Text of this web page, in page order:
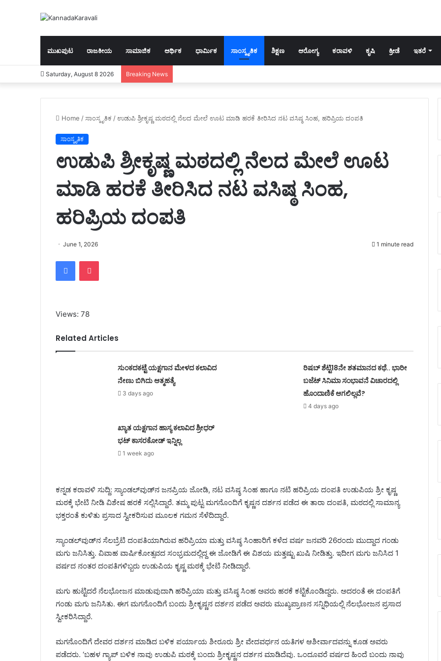
ಮುಖಪುಟ ರಾಜಕೀಯ ಸಾಮಾಜಿಕ ಆರ್ಥಿಕ ಧಾರ್ಮಿಕ ಸಾಂಸ್ಕೃತಿಕ ಶಿಕ್ಷಣ ಆರೋಗ್ಯ ಕರಾವಳಿ ಕೃಷಿ ಕ್ರೀಡೆ ಇತರೆ
Saturday, August 8 2026 Breaking News
Home / ಸಾಂಸ್ಕೃತಿಕ / ಉಡುಪಿ ಶ್ರೀಕೃಷ್ಣ ಮಠದಲ್ಲಿ ನೆಲದ ಮೇಲೆ ಊಟ ಮಾಡಿ ಹರಕೆ ತೀರಿಸಿದ ನಟ ವಸಿಷ್ಠ ಸಿಂಹ, ಹರಿಪ್ರಿಯ ದಂಪತಿ
ಸಾಂಸ್ಕೃತಿಕ
ಉಡುಪಿ ಶ್ರೀಕೃಷ್ಣ ಮಠದಲ್ಲಿ ನೆಲದ ಮೇಲೆ ಊಟ
ಮಾಡಿ ಹರಕೆ ತೀರಿಸಿದ ನಟ ವಸಿಷ್ಠ ಸಿಂಹ,
ಹರಿಪ್ರಿಯ ದಂಪತಿ
June 1, 2026 1 minute read
FacebookPocket
Views: 78
Related Articles
ಸುಂಕದಕಟ್ಟೆ ಯಕ್ಷಗಾನ ಮೇಳದ ಕಲಾವಿದ
ನೇಣು ಬಿಗಿದು ಆತ್ಮಹತ್ಯೆ
3 days ago
ರಿಷಬ್ ಶೆಟ್ಟಿ18ನೇ ಶತಮಾನದ ಕಥೆ.. ಭಾರೀ
ಬಜೆಟ್ ಸಿನಿಮಾ ಸಂಭಾವನೆ ವಿಚಾರದಲ್ಲಿ
ಹೊಂದಾಣಿಕೆ ಆಗಲಿಲ್ಲವೆ?
4 days ago
ಖ್ಯಾತ ಯಕ್ಷಗಾನ ಹಾಸ್ಯ ಕಲಾವಿದ ಶ್ರೀಧರ್
ಭಟ್ ಕಾಸರಕೋಡ್ ಇನ್ನಿಲ್ಲ
1 week ago
ಕನ್ನಡ ಕರಾವಳಿ ಸುದ್ದಿ: ಸ್ಯಾಂಡಲ್‌ವುಡ್‌ನ ಜನಪ್ರಿಯ ಜೋಡಿ, ನಟ ವಸಿಷ್ಠ ಸಿಂಹ ಹಾಗೂ ನಟಿ ಹರಿಪ್ರಿಯ ದಂಪತಿ ಉಡುಪಿಯ ಶ್ರೀ ಕೃಷ್ಣ
ಮಠಕ್ಕೆ ಭೇಟಿ ನೀಡಿ ವಿಶೇಷ ಹರಕೆ ಸಲ್ಲಿಸಿದ್ದಾರೆ. ತಮ್ಮ ಪುಟ್ಟ ಮಗನೊಂದಿಗೆ ಕೃಷ್ಣನ ದರ್ಶನ ಪಡೆದ ಈ ತಾರಾ ದಂಪತಿ, ಮಠದಲ್ಲಿ ಸಾಮಾನ್ಯ
ಭಕ್ತರಂತೆ ಕುಳಿತು ಪ್ರಸಾದ ಸ್ವೀಕರಿಸುವ ಮೂಲಕ ಗಮನ ಸೆಳೆದಿದ್ದಾರೆ.
ಸ್ಯಾಂಡಲ್‌ವುಡ್‌ನ ಸೆಲಬ್ರೆಟಿ ದಂಪತಿಯಾಗಿರುವ ಹರಿಪ್ರಿಯಾ ಮತ್ತು ವಸಿಷ್ಠ ಸಿಂಹಾರಿಗೆ ಕಳೆದ ವರ್ಷ ಜನವರಿ 26ರಂದು ಮುದ್ದಾದ ಗಂಡು
ಮಗು ಜನಿಸಿತ್ತು. ವಿವಾಹ ವಾರ್ಷಿಕೋತ್ಸವದ ಸಂಭ್ರಮದಲ್ಲಿದ್ದ ಈ ಜೋಡಿಗೆ ಈ ವಿಶಯ ಮತ್ತಷ್ಟು ಖುಷಿ ನೀಡಿತ್ತು. ಇದೀಗ ಮಗು ಜನಿಸಿದ 1
ವರ್ಷದ ನಂತರ ದಂಪತಿಗಳಿಬ್ಬರು ಉಡುಪಿಯ ಕೃಷ್ಣ ಮಠಕ್ಕೆ ಭೇಟಿ ನೀಡಿದ್ದಾರೆ.
ಮಗು ಹುಟ್ಟಿದರೆ ನೆಲಭೋಜನ ಮಾಡುವುದಾಗಿ ಹರಿಪ್ರಿಯಾ ಮತ್ತು ವಸಿಷ್ಠ ಸಿಂಹ ಅವರು ಹರಕೆ ಕಟ್ಟಿಕೊಂಡಿದ್ದರು. ಅದರಂತೆ ಈ ದಂಪತಿಗೆ
ಗಂಡು ಮಗು ಜನಿಸಿತು. ಈಗ ಮಗನೊಂದಿಗೆ ಬಂದು ಶ್ರೀಕೃಷ್ಣನ ದರ್ಶನ ಪಡೆದ ಅವರು ಮುಖ್ಯಪ್ರಾಣನ ಸನ್ನಿಧಿಯಲ್ಲಿ ನೆಲಭೋಜ‌ನ ಪ್ರಸಾದ
ಸ್ವೀಕರಿಸಿದ್ದಾರೆ.
ಮಗನೊಂದಿಗೆ ದೇವರ ದರ್ಶನ ಮಾಡಿದ ಬಳಿಕ ಪರ್ಯಾಯ ಶೀರೂರು ಶ್ರೀ ವೇದವರ್ಧನ ಯತಿಗಳ ಆಶೀರ್ವಾದವನ್ನು ಕೂಡ ಅವರು
ಪಡೆದರು. ‘ಬಹಳ ಗ್ಯಾಪ್ ಬಳಿಕ ನಾವು ಉಡುಪಿ ಮಠಕ್ಕೆ ಬಂದು ಶ್ರೀಕೃಷ್ಣನ ದರ್ಶನ ಮಾಡಿದೆವು. ಒಂದೂವರೆ ವರ್ಷದ ಹಿಂದೆ ಬಂದು ನಾವು